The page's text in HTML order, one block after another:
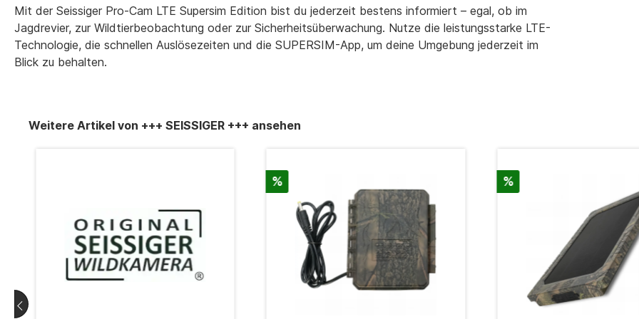
Mit der Seissiger Pro-Cam LTE Supersim Edition bist du jederzeit bestens informiert – egal, ob im
Jagdrevier, zur Wildtierbeobachtung oder zur Sicherheitsüberwachung. Nutze die leistungsstarke LTE-
Technologie, die schnellen Auslösezeiten und die SUPERSIM-App, um deine Umgebung jederzeit im
Blick zu behalten.
Weitere Artikel von +++ SEISSIGER +++ ansehen
% %